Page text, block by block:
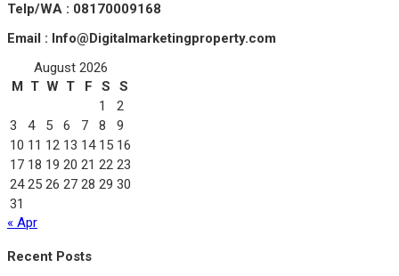
Telp/WA : 08170009168
Email : Info@Digitalmarketingproperty.com
August 2026
M
T W T F S
S
1
2
3
4 5 6 7 8
9
10 11 12 13 14 15 16
17 18 19 20 21 22 23
24 25 26 27 28 29 30
31
« Apr
Recent Posts